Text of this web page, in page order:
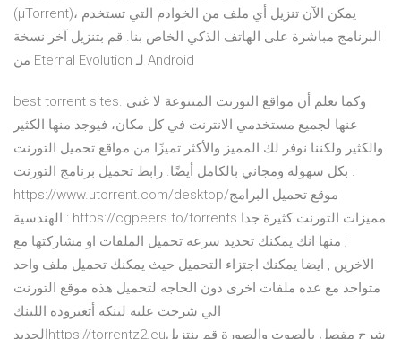
(µTorrent)، يمكن الآن تنزيل أي ملف من الخوادم التي تستخدم
البرنامج مباشرة على الهاتف الذكي الخاص بنا. قم بتنزيل آخر نسخة
من Eternal Evolution لـ Android
best torrent sites. وكما نعلم أن مواقع التورنت المتنوعة لا غنى
عنها لجميع مستخدمي الانترنت في كل مكان، فيوجد منها الكثير
والكثير ولكننا نوفر لك المميز والأكثر تميزًا من مواقع تحميل التورنت
بكل سهولة ومجاني بالكامل أيضًا. رابط تحميل برنامج التورنت :
https://www.utorrent.com/desktop/موقع تحميل البرامج
الهندسية : https://cgpeers.to/torrents مميزات التورنت كثيرة جدا
; منها انك يمكنك تحديد سرعه تحميل الملفات او مشاركتها مع
الاخرين , ايضا يمكنك اجتزاء التحميل حيث يمكنك تحميل ملف واحد
متواجد مع عده ملفات اخرى دون الحاجه لتحميل هذه موقع التورنت
الي شرحت عليه لينكه أتغيروده اللينك
الجديدhttps://torrentz2.euشرح مفصل بالصوت والصورة ‫قم بنتزيل